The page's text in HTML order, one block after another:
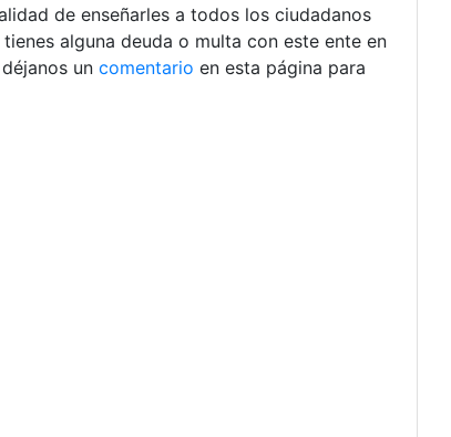
de enseñarles a todos los ciudadanos
alguna deuda o multa con este ente en
un comentario en esta página para